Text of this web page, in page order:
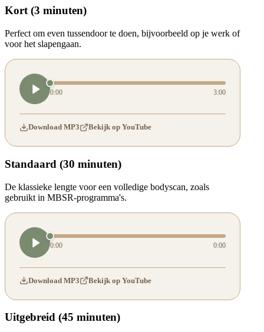
Kort (3 minuten)
Perfect om even tussendoor te doen, bijvoorbeeld op je werk of
voor het slapengaan.
0:00 3:00
Download MP3 Bekijk op YouTube
Standaard (30 minuten)
De klassieke lengte voor een volledige bodyscan, zoals
gebruikt in MBSR-programma's.
0:00 0:00
Download MP3 Bekijk op YouTube
Uitgebreid (45 minuten)